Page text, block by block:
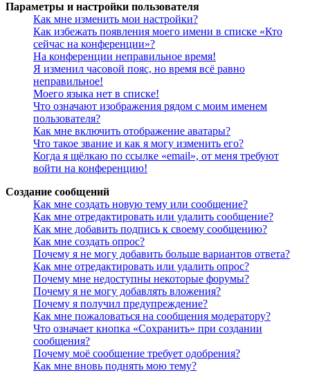
Параметры и настройки пользователя
Как мне изменить мои настройки?
Как избежать появления моего имени в списке «Кто
сейчас на конференции»?
На конференции неправильное время!
Я изменил часовой пояс, но время всё равно
неправильное!
Моего языка нет в списке!
Что означают изображения рядом с моим именем
пользователя?
Как мне включить отображение аватары?
Что такое звание и как я могу изменить его?
Когда я щёлкаю по ссылке «email», от меня требуют
войти на конференцию!
Создание сообщений
Как мне создать новую тему или сообщение?
Как мне отредактировать или удалить сообщение?
Как мне добавить подпись к своему сообщению?
Как мне создать опрос?
Почему я не могу добавить больше вариантов ответа?
Как мне отредактировать или удалить опрос?
Почему мне недоступны некоторые форумы?
Почему я не могу добавлять вложения?
Почему я получил предупреждение?
Как мне пожаловаться на сообщения модератору?
Что означает кнопка «Сохранить» при создании
сообщения?
Почему моё сообщение требует одобрения?
Как мне вновь поднять мою тему?